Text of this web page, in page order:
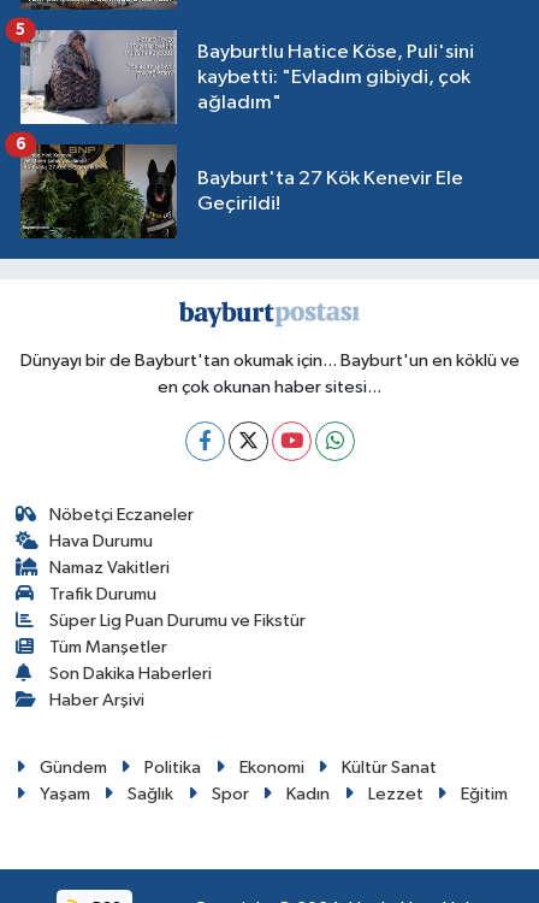
Bayburtlu Hatice Köse, Puli'sini
kaybetti: "Evladım gibiydi, çok
ağladım"
5
Bayburt'ta 27 Kök Kenevir Ele
Geçirildi!
6
Dünyayı bir de Bayburt'tan okumak için... Bayburt'un en köklü ve
en çok okunan haber sitesi...
Nöbetçi Eczaneler
Hava Durumu
Namaz Vakitleri
Trafik Durumu
Süper Lig Puan Durumu ve Fikstür
Tüm Manşetler
Son Dakika Haberleri
Haber Arşivi
Gündem Politika Ekonomi
Kültür Sanat
Yaşam
Sağlık Spor Kadın Lezzet Eğitim